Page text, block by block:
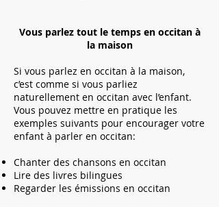
Vous parlez tout le temps en occitan à
la maison
Si vous parlez en occitan à la maison,
c’est comme si vous parliez
naturellement en occitan avec l’enfant.
Vous pouvez mettre en pratique les
exemples suivants pour encourager votre
enfant à parler en occitan:
Chanter des chansons en occitan
Lire des livres bilingues
Regarder les émissions en occitan